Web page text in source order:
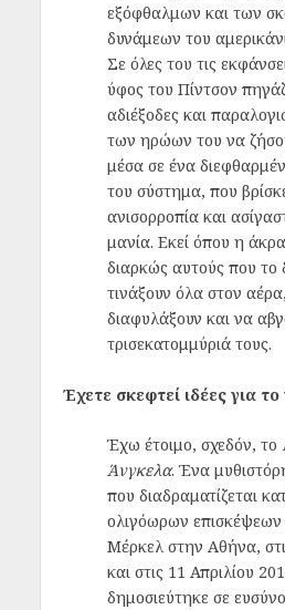
εξόφθαλμων και των
δυνάμεων του
Σε όλες του τις
ύφος του Πίντσον
αδιέξοδες και
των ηρώων του να
μέσα σε ένα
του σύστημα, που
ανισορροπία και
μανία. Εκεί όπου η
διαρκώς αυτούς που το
τινάξουν όλα στον
διαφυλάξουν και να
τρισεκατομμύριά τους.
Έχετε σκεφτεί ιδέες για το
Έχω έτοιμο, σχεδόν, το
Άνγκελα. Ένα
που διαδραματίζεται
ολιγόωρων
Μέρκελ στην Αθήνα,
και στις 11 Απριλίου
δημοσιεύτηκε σε